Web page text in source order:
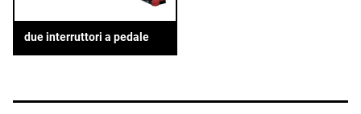
due interruttori a pedale